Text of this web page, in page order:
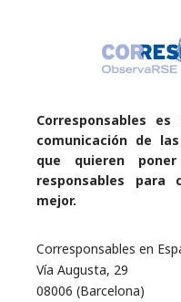
Corresponsables
comunicación de
que quieren
responsables para
mejor.
Corresponsables en
Vía Augusta, 29
08006 (Barcelona)